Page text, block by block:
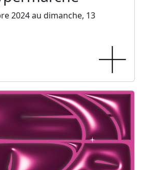
2024 au dimanche, 13